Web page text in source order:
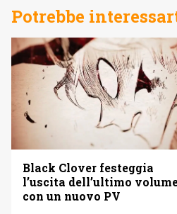
Potrebbe
Black Clover festeggia
l’uscita dell’ultimo
con un nuovo PV